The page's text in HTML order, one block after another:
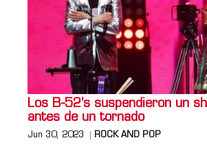
Los B-52's suspendieron un
antes de un tornado
Jun 30, 2023 ROCK AND POP